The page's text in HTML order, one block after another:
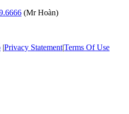
(Mr Hoàn)
|Privacy Statement|Terms Of Use